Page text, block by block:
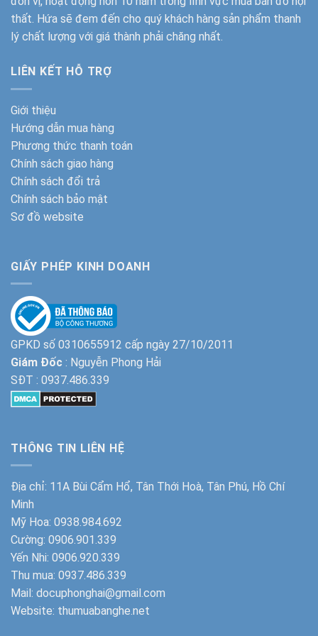
thất. Hứa sẽ đem đến cho quý khách hàng sản phẩm thanh
lý chất lượng với giá thành phải chăng nhất.
LIÊN KẾT HỖ TRỢ
Giới thiệu
Hướng dẫn mua hàng
Phương thức thanh toán
Chính sách giao hàng
Chính sách đổi trả
Chính sách bảo mật
Sơ đồ website
GIẤY PHÉP KINH DOANH
GPKD số 0310655912 cấp ngày 27/10/2011
Giám Đốc : Nguyễn Phong Hải
SĐT : 0937.486.339
THÔNG TIN LIÊN HỆ
Địa chỉ: 11A Bùi Cẩm Hổ, Tân Thới Hoà, Tân Phú, Hồ Chí
Minh
Mỹ Hoa: 0938.984.692
Cường: 0906.901.339
Yến Nhi: 0906.920.339
Thu mua: 0937.486.339
Mail: docuphonghai@gmail.com
Website: thumuabanghe.net